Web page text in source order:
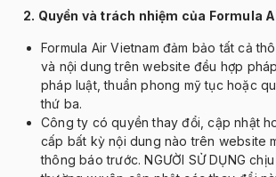
2. Quyền và trách nhiệm của Formula
Formula Air Vietnam đảm bảo tất cả th
và nội dung trên websiteđều hợp ph
pháp luật, thuần phong mỹ tục hoặc
thứ ba.
Công ty có quyền thayđổi, cập nhật
cấp bất kỳ nội dung nào trên website
thông báo trước. NGƯỜI SỬ DỤNG